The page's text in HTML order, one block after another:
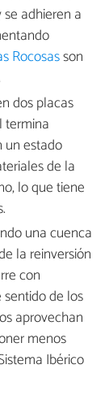
adhieren a
Rocosasson
dos placas
termina
un estado
de la
lo que tiene
una cuenca
la reinversión
con
de los
aprovechan
menos
Ibérico